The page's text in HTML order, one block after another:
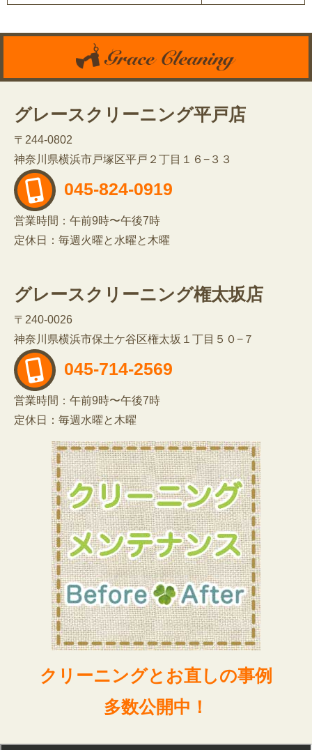
グレースクリーニング平戸店
〒244-0802
神奈川県横浜市戸塚区平戸２丁目１６−３３
045-824-0919
営業時間：午前9時〜午後7時
定休日：毎週火曜と水曜と木曜
グレースクリーニング権太坂店
〒240-0026
神奈川県横浜市保土ケ谷区権太坂１丁目５０−７
045-714-2569
営業時間：午前9時〜午後7時
定休日：毎週水曜と木曜
クリーニングとお直しの事例
多数公開中！